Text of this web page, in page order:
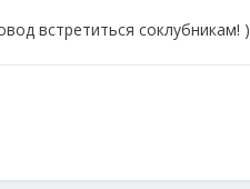
встретиться соклубникам! )